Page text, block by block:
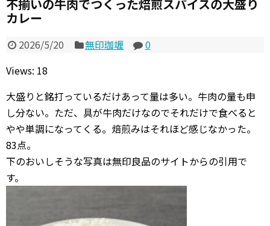
不揃いの牛肉でつくった焙煎スパイスの大盛り
カレー
2026/5/20 無印珈竰
0
Views: 18
大盛りと銘打っているだけあって量は多い。牛肉の量も申
し分ない。ただ、具が牛肉だけなのでそれだけで食べると
やや単調になってくる。焙煎みはそれほど感じなかった。
83点。
下のおいしそうな写真は無印良品のサイトからの引用で
す。